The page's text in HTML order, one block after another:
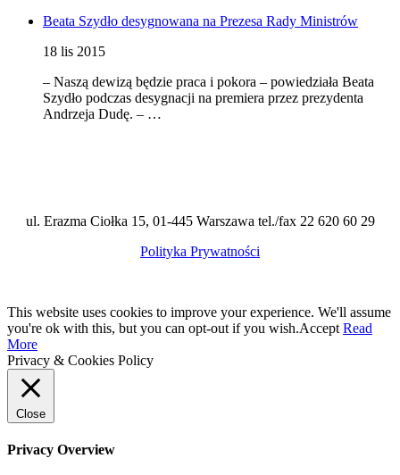
Beata Szydło desygnowana na Prezesa Rady Ministrów
18 lis 2015
– Naszą dewizą będzie praca i pokora – powiedziała Beata
Szydło podczas desygnacji na premiera przez prezydenta
Andrzeja Dudę. – …
ul. Erazma Ciołka 15, 01-445 Warszawa tel./fax 22 620 60 29
Polityka Prywatności
This website uses cookies to improve your experience. We'll assume
you're ok with this, but you can opt-out if you wish.Accept Read
More
Privacy & Cookies Policy
Close
Privacy Overview